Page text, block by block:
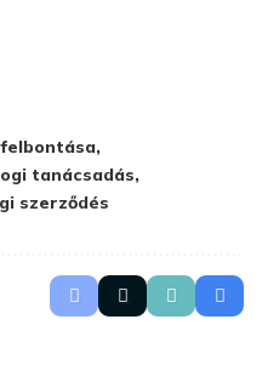
tanácsadás
szerződés